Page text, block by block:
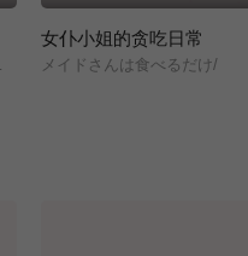
女仆小姐的贪吃日常
メイドさんは食べるだけ/